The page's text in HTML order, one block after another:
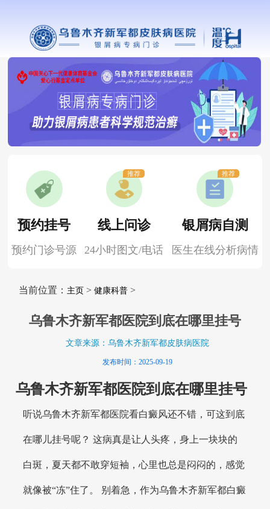
预约挂号
预约门诊号源
线上问诊
24小时图文/电话
推荐
银屑病自测
医生在线分析病情
推荐
当前位置： 主页> 健康科普>
乌鲁木齐新军都医院到底在哪里挂号
文章来源：乌鲁木齐新军都皮肤病医院
发布时间：2025-09-19
乌鲁木齐新军都医院到底在哪里挂号
听说乌鲁木齐新军都医院看白癜风还不错，可这到底
在哪儿挂号呢？ 这病真是让人头疼，身上一块块的
白斑，夏天都不敢穿短袖，心里也总是闷闷的，感觉
就像被“冻”住了。 别着急，作为乌鲁木齐新军都白癜